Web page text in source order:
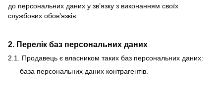
до персональних даних у зв’язку з виконанням своїх
службових обов’язків.
2. Перелік баз персональних даних
2.1. Продавець є власником таких баз персональних даних:
база персональних даних контрагентів.